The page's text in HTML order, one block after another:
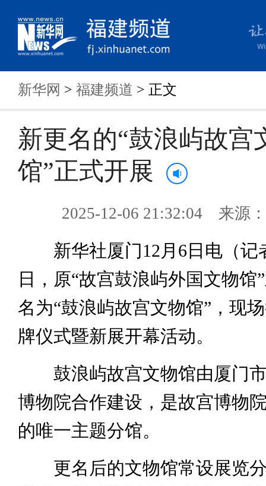
新华网 > 福建频道 > 正文
新更名的“鼓浪屿故宫
馆”正式开展
2025-12-06 21:32:04 来源
新华社厦门12月6日电（记
日，原“故宫鼓浪屿外国文物馆
名为“鼓浪屿故宫文物馆”，现
牌仪式暨新展开幕活动。
鼓浪屿故宫文物馆由厦门市
博物院合作建设，是故宫博物
的唯一主题分馆。
更名后的文物馆常设展览分